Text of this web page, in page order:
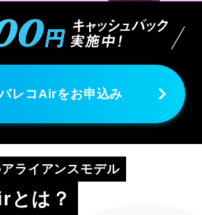
レコAirをお申込み
ライアンスモデル
とは？